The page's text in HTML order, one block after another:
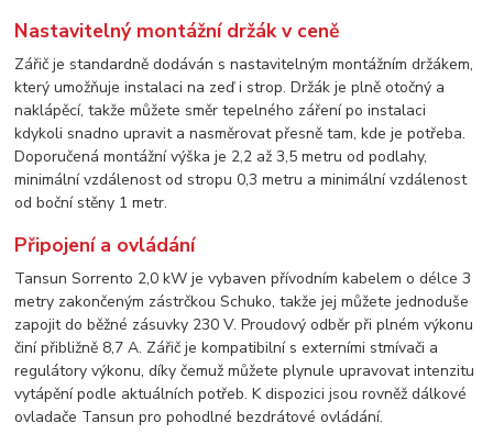
Nastavitelný montážní držák v ceně
Zářič je standardně dodáván s nastavitelným montážním držákem,
který umožňuje instalaci na zeď i strop. Držák je plně otočný a
naklápěcí, takže můžete směr tepelného záření po instalaci
kdykoli snadno upravit a nasměrovat přesně tam, kde je potřeba.
Doporučená montážní výška je 2,2 až 3,5 metru od podlahy,
minimální vzdálenost od stropu 0,3 metru a minimální vzdálenost
od boční stěny 1 metr.
Připojení a ovládání
Tansun Sorrento 2,0 kW je vybaven přívodním kabelem o délce 3
metry zakončeným zástrčkou Schuko, takže jej můžete jednoduše
zapojit do běžné zásuvky 230 V. Proudový odběr při plném výkonu
činí přibližně 8,7 A. Zářič je kompatibilní s externími stmívači a
regulátory výkonu, díky čemuž můžete plynule upravovat intenzitu
vytápění podle aktuálních potřeb. K dispozici jsou rovněž dálkové
ovladače Tansun pro pohodlné bezdrátové ovládání.